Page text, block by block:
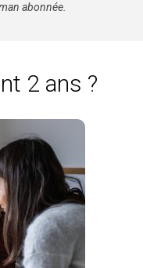
abonnée.
2 ans ?